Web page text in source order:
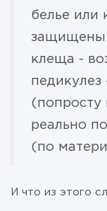
белье или
защищены
клеща -
(попросту
реально
(по
И что из этого